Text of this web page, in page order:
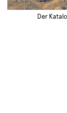
Der